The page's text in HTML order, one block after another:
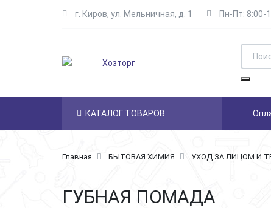
Skip to main content
г. Киров, ул. Мельничная, д. 1 Пн-Пт: 8:00-
НавигацияКАТАЛОГ ТОВАРОВ
Главная БЫТОВАЯ ХИМИЯ УХОД ЗА ЛИЦОМ И
ГУБНАЯ ПОМАДА